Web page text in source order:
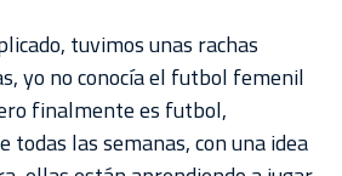
tuvimos unas rachas
yo no conocía el futbol femenil
finalmente es futbol,
las semanas, con una idea